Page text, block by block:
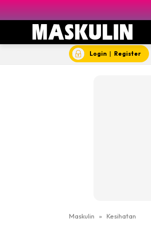
Login | Register
Maskulin » Kesihatan